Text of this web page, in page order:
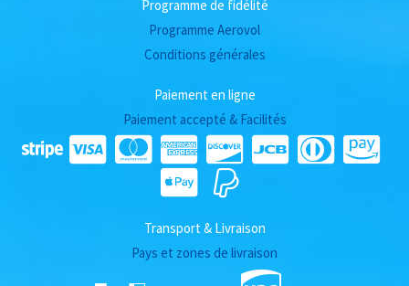
Programme de fidélité
Programme Aerovol
Conditions générales
Paiement en ligne
Paiement accepté & Facilités
Transport & Livraison
Pays et zones de livraison